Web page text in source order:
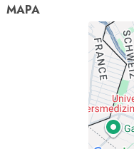
MAPA